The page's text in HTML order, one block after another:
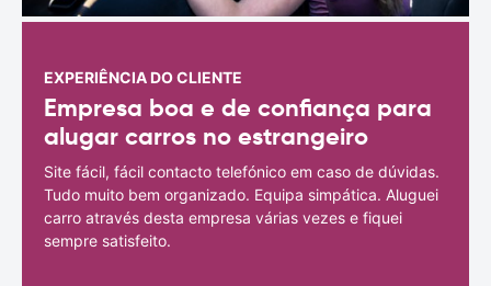
EXPERIÊNCIA DO CLIENTE
Empresa boa e de confiança para
alugar carros no estrangeiro
Site fácil, fácil contacto telefónico em caso de dúvidas.
Tudo muito bem organizado. Equipa simpática. Aluguei
carro através desta empresa várias vezes e fiquei
sempre satisfeito.